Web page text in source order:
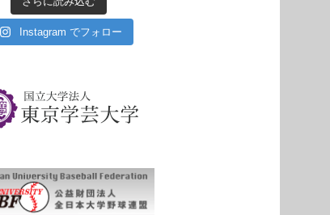
Instagram でフォロー